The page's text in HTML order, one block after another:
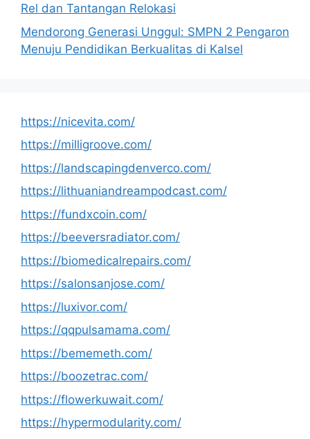
Rel dan Tantangan Relokasi
Mendorong Generasi Unggul: SMPN 2 Pengaron
Menuju Pendidikan Berkualitas di Kalsel
https://nicevita.com/
https://milligroove.com/
https://landscapingdenverco.com/
https://lithuaniandreampodcast.com/
https://fundxcoin.com/
https://beeversradiator.com/
https://biomedicalrepairs.com/
https://salonsanjose.com/
https://luxivor.com/
https://qqpulsamama.com/
https://bememeth.com/
https://boozetrac.com/
https://flowerkuwait.com/
https://hypermodularity.com/